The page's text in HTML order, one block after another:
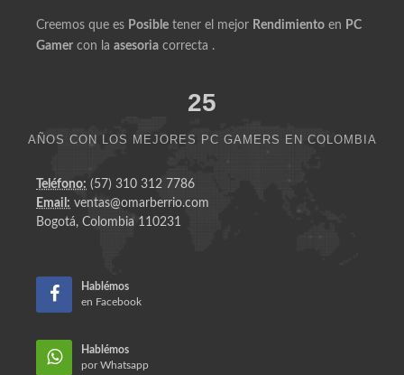
Creemos que es Posible tener el mejor Rendimiento en PC
Gamer con la asesoria correcta .
25
AÑOS CON LOS MEJORES PC GAMERS EN COLOMBIA
Teléfono: (57) 310 312 7786
Email: ventas@omarberrio.com
Bogotá, Colombia 110231
Hablémos
en Facebook
Hablémos
por Whatsapp